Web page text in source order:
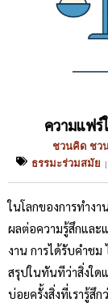
ความแฟร์
ชวนคิด ชว
ธรรมะร่วมสมัย
|
ในโลกของการทำงา
ผลต่อความรู้สึกและ
งาน การได้รับคำชม
สรุปในทันทีว่าสิ่งใด
บ่อยครั้งสิ่งที่เรารู้สึ